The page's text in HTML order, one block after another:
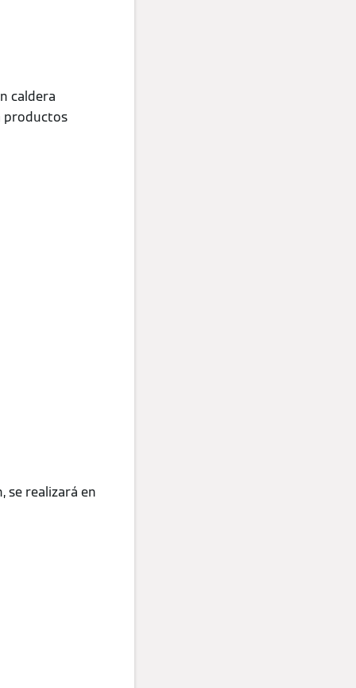
caldera
productos
se realizará en